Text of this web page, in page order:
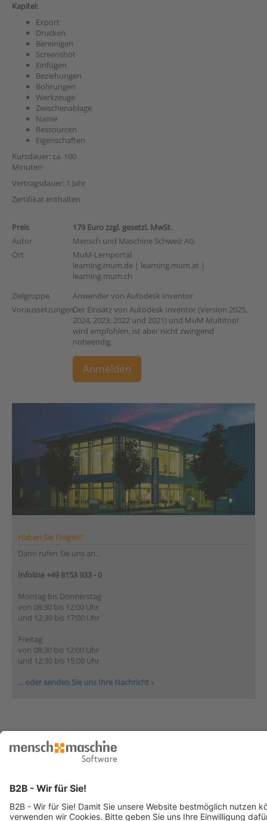
Kapitel:
Export
Drucken
Bereinigen
Screenshot
Einfügen
Beziehungen
Bohrungen
Werkzeuge
Zwischenablage
Name
Ressourcen
Eigenschaften
Kursdauer: ca. 100
Minuten
Vertragsdauer: 1 Jahr
Zertifikat enthalten
Preis
179 Euro zzgl. gesetzl. MwSt.
Autor
Mensch und Maschine Schweiz AG
Ort
MuM-Lernportal
learning.mum.de | learning.mum.at |
learning.mum.ch
Zielgruppe
Anwender von Autodesk Inventor
VoraussetzungenDer Einsatz von Autodesk Inventor (Version 2025,
2024, 2023, 2022 und 2021) und MuM Multitool
wird empfohlen, ist aber nicht zwingend
notwendig.
Anmelden
Haben Sie Fragen?
Dann rufen Sie uns an...
Infoline +49 8153 933 - 0
Montag bis Donnerstag
von 08:30 bis 12:00 Uhr
und 12:30 bis 17:00 Uhr
Freitag
von 08:30 bis 12:00 Uhr
und 12:30 bis 15:00 Uhr
... oder senden Sie uns Ihre Nachricht »
Consent Settings-AGB